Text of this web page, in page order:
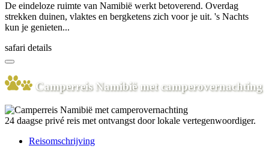
De eindeloze ruimte van Namibië werkt betoverend. Overdag
strekken duinen, vlaktes en bergketens zich voor je uit. 's Nachts
kun je genieten...
safari details
Camperreis Namibië met camperovernachting
24 daagse privé reis met ontvangst door lokale vertegenwoordiger.
Reisomschrijving